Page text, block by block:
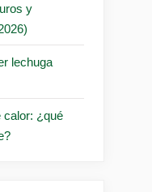
y
lechuga
calor: ¿qué